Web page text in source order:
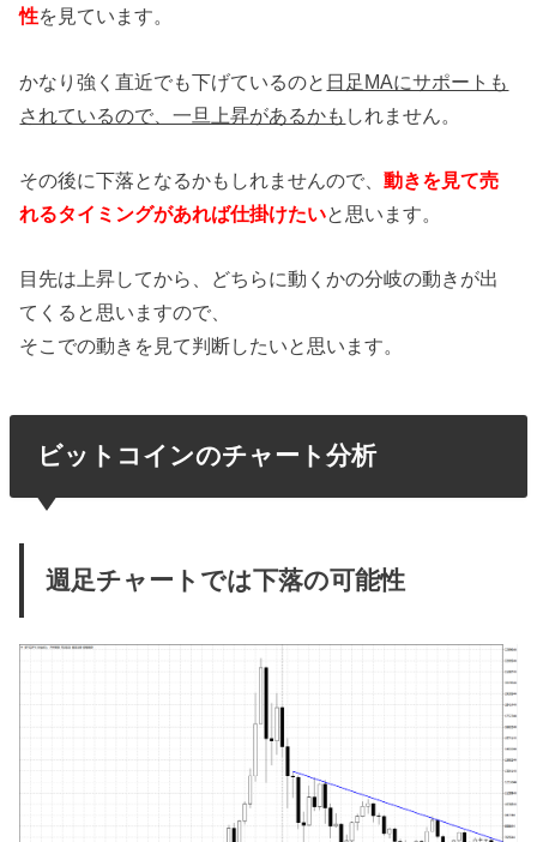
性を見ています。
かなり強く直近でも下げているのと 日足MAにサポートも
されているので、一旦上昇があるかも しれません。
その後に下落となるかもしれませんので、動きを見て売
れるタイミングがあれば仕掛けたいと思います。
目先は上昇してから、どちらに動くかの分岐の動きが出
てくると思いますので、
そこでの動きを見て判断したいと思います。
ビットコインのチャート分析
週足チャートでは下落の可能性